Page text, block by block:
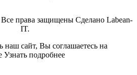
права защищены Сделано Labean-
IT.
наш сайт, Вы соглашаетесь на
Узнать подробнее